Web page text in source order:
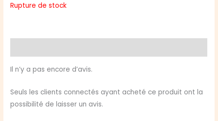
Rupture de stock
Il n’y a pas encore d’avis.
Seuls les clients connectés ayant acheté ce produit ont la
possibilité de laisser un avis.